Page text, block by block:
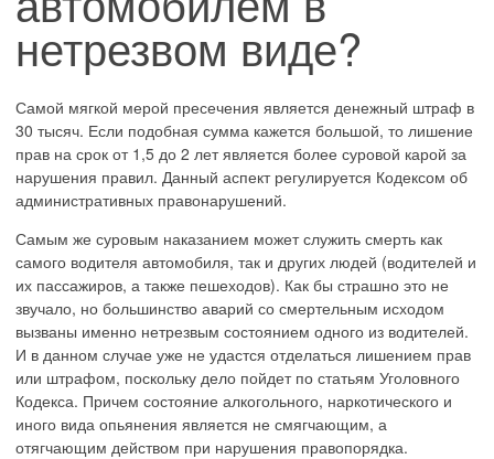
нетрезвом виде?
Самой мягкой мерой пресечения является денежный штраф в
30 тысяч. Если подобная сумма кажется большой, то лишение
прав на срок от 1,5 до 2 лет является более суровой карой за
нарушения правил. Данный аспект регулируется Кодексом об
административных правонарушений.
Самым же суровым наказанием может служить смерть как
самого водителя автомобиля, так и других людей (водителей и
их пассажиров, а также пешеходов). Как бы страшно это не
звучало, но большинство аварий со смертельным исходом
вызваны именно нетрезвым состоянием одного из водителей.
И в данном случае уже не удастся отделаться лишением прав
или штрафом, поскольку дело пойдет по статьям Уголовного
Кодекса. Причем состояние алкогольного, наркотического и
иного вида опьянения является не смягчающим, а
отягчающим действом при нарушения правопорядка.